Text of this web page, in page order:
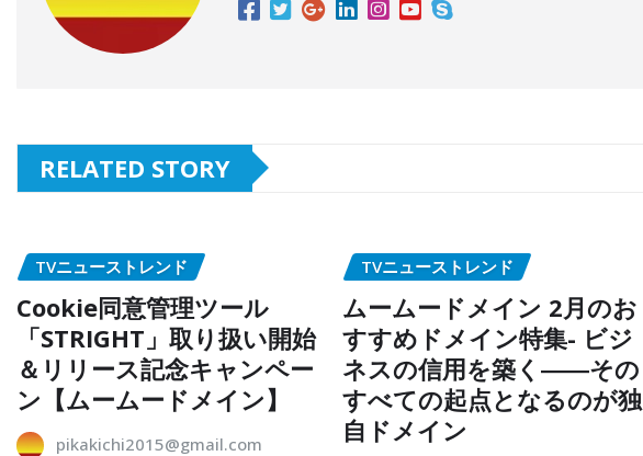
RELATED STORY
TVニューストレンド
Cookie同意管理ツール
「STRIGHT」取り扱い開始
＆リリース記念キャンペー
ン【ムームードメイン】
pikakichi2015@gmail.com
TVニューストレンド
ムームードメイン 2月のお
すすめドメイン特集- ビジ
ネスの信用を築く――その
すべての起点となるのが独
自ドメイン